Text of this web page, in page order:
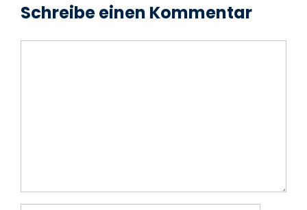
Schreibe einen Kommentar